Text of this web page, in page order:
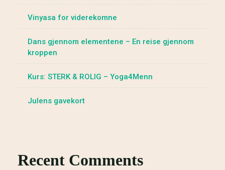
Vinyasa for viderekomne
Dans gjennom elementene – En reise gjennom
kroppen
Kurs: STERK & ROLIG – Yoga4Menn
Julens gavekort
Recent Comments